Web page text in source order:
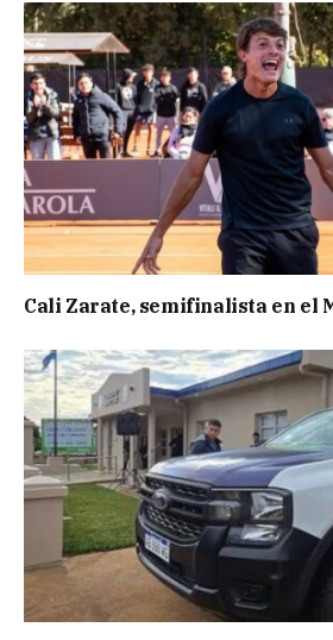
Cali Zarate, semifinalista en el